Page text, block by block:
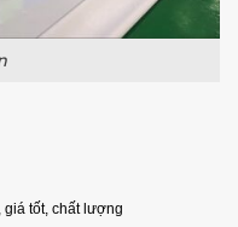
giá tốt, chất lượng